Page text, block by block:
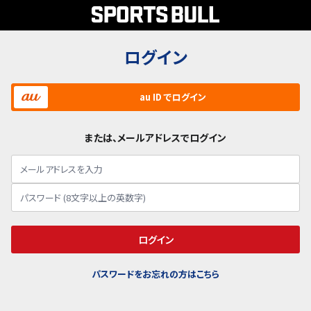
ログイン
au ID でログイン
または、メールアドレスでログイン
ログイン
パスワードをお忘れの方はこちら